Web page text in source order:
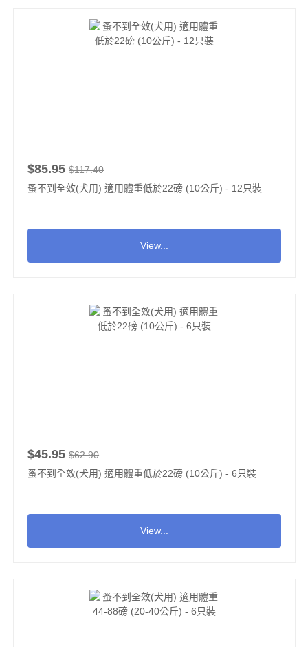
$85.95 $117.40
蚤不到全效(犬用) 適用體重低於22磅 (10公斤) - 12只裝
View...
$45.95 $62.90
蚤不到全效(犬用) 適用體重低於22磅 (10公斤) - 6只裝
View...